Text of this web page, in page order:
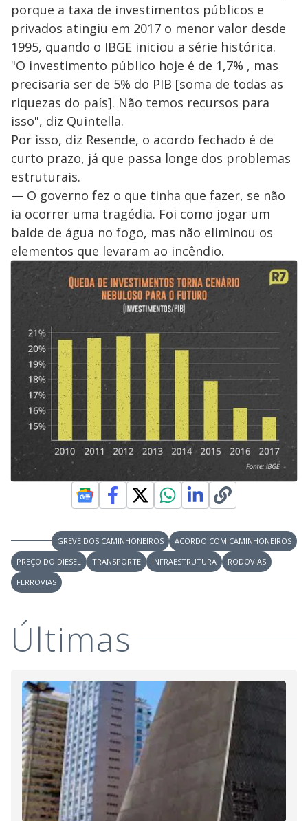
porque a taxa de investimentos públicos e
privados atingiu em 2017 o menor valor desde
1995, quando o IBGE iniciou a série histórica.
"O investimento público hoje é de 1,7% , mas
precisaria ser de 5% do PIB [soma de todas as
riquezas do país]. Não temos recursos para
isso", diz Quintella.
Por isso, diz Resende, o acordo fechado é de
curto prazo, já que passa longe dos problemas
estruturais.
— O governo fez o que tinha que fazer, se não
ia ocorrer uma tragédia. Foi como jogar um
balde de água no fogo, mas não eliminou os
elementos que levaram ao incêndio.
GREVE DOS CAMINHONEIROS
ACORDO COM CAMINHONEIROS
PREÇO DO DIESEL
TRANSPORTE INFRAESTRUTURA
RODOVIAS
FERROVIAS
Últimas